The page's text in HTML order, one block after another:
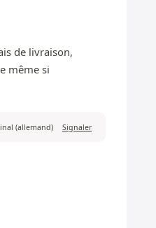
de livraison,
même si
(allemand) Signaler